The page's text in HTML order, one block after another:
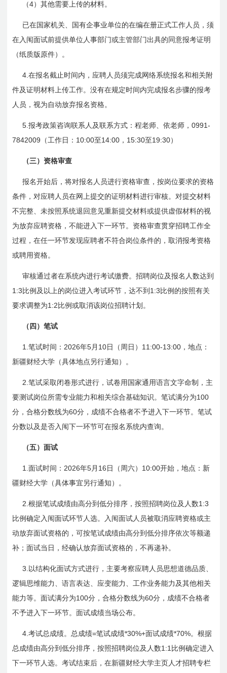
（4）其他需要上传的材料。
已在国家机关、国有企事业单位的在编在册正式工作人员，须
在入闱面试前提供单位人事部门或主管部门出具的同意报考证明
（纸质版原件）。
4.在报名截止时间内，应聘人员须完成网络系统报名和相关附
件及证明材料上传工作。没有在规定时间内完成报名步骤的报考
人员，视为自动放弃报名资格。
5.报考政策咨询联系人及联系方式：程老师、依老师，0991-
7842009 （工作日： 10:00至14:00 ， 15:30至19:30）
（三）资格审查
报名开始后，将对报名人员进行资格审查，按岗位要求的资格
条件，对应聘人员在网上提交的证明材料进行审核。对提交材料
不完整、未按照系统退回意见重新提交材料或提供虚假材料的视
为放弃应聘资格，不能进入下一环节。资格审查贯穿招聘工作全
过程，在任一环节发现应聘者不符合岗位条件的，取消报考资格
或聘用资格。
审核通过者在系统内进行考试缴费。招聘岗位及报名人数达到
1:3 比例及以上的岗位进入考试环节，达不到 1:3 比例的按照有关
要求调整为1:2 比例或取消该岗位招聘计划。
（四）笔试
1.笔试时间： 2026年5 月 10日 （周日） 11:00-13:00 ，地点：
新疆财经大学（具体地点另行通知）。
2.笔试采取闭卷形式进行，试卷用国家通用语言文字命制，主
要测试岗位所需专业能力和相关综合基础知识。笔试满分为100
分，合格分数线为60分，成绩不合格者不予进入下一环节。笔试
分数以及是否入闱下一环节可在报名系统内查询。
（五）面试
1.面试时间： 2026年5 月 16 日 （周六） 10:00开始，地点：新
疆财经大学（具体事宜另行通知）。
2.根据笔试成绩由高分到低分排序，按照招聘岗位及人数1:3
比例确定入闱面试环节人选。入闱面试人员被取消应聘资格或主
动放弃面试资格的，可按笔试成绩由高分到低分排序依次等额递
补；面试当日，经确认放弃面试资格的，不再递补。
3. 以结构化面试方式进行，主要考察应聘人员思想道德品质、
逻辑思维能力、语言表达、应变能力、工作业务能力及其他相关
能力等。面试满分为100分，合格分数线为60分，成绩不合格者
不予进入下一环节。面试成绩当场公布。
4.考试总成绩。总成绩=笔试成绩*30%+面试成绩*70%。根据
总成绩由高分到低分排序，按照招聘岗位及人数1:1 比例确定进入
下一环节人选。考试结束后，在新疆财经大学主页人才招聘专栏